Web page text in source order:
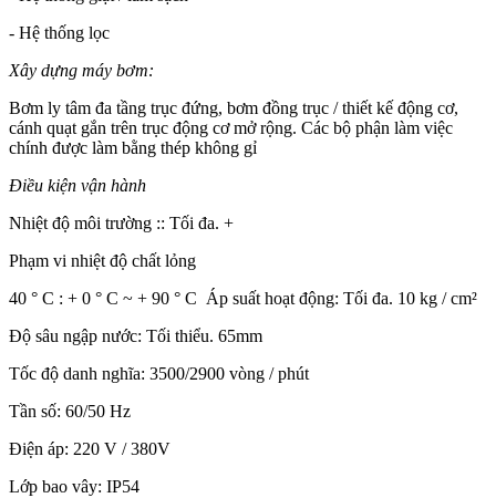
- Hệ thống lọc
Xây dựng máy bơm:
Bơm ly tâm đa tầng trục đứng, bơm đồng trục / thiết kế động cơ,
cánh quạt gắn trên trục động cơ mở rộng. Các bộ phận làm việc
chính được làm bằng thép không gỉ
Điều kiện vận hành
Nhiệt độ môi trường :: Tối đa. +
Phạm vi nhiệt độ chất lỏng
40 ° C : + 0 ° C ~ + 90 ° C Áp suất hoạt động: Tối đa. 10 kg / cm²
Độ sâu ngập nước: Tối thiểu. 65mm
Tốc độ danh nghĩa: 3500/2900 vòng / phút
Tần số: 60/50 Hz
Điện áp: 220 V / 380V
Lớp bao vây: IP54